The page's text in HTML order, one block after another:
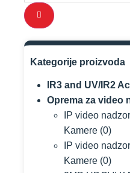
Kategorije proizvoda
IR3 and UV/IR2
Oprema za video
IP video
Kamere (0)
IP video
Kamere (0)